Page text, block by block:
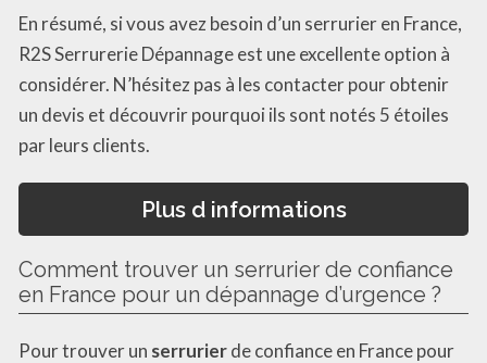
En résumé, si vous avez besoin d’un serrurier en France,
R2S Serrurerie Dépannage est une excellente option à
considérer. N’hésitez pas à les contacter pour obtenir
un devis et découvrir pourquoi ils sont notés 5 étoiles
par leurs clients.
Plus d informations
Comment trouver un serrurier de confiance
en France pour un dépannage d’urgence ?
Pour trouver un serrurierde confiance en France pour